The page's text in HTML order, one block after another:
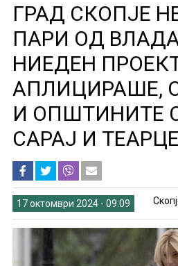
ГРАД СКОПЈЕ
ПАРИ ОД
НИЕДЕН
АПЛИЦИРАШЕ,
И ОПШТИНИТЕ
САРАЈ И ТЕАРЦЕ
17 октомври 2024 - 09:09